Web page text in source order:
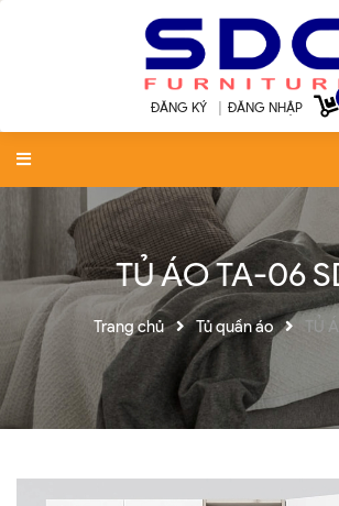
ĐĂNG KÝ ĐĂNG NHẬP
TỦ ÁO TA-06
Trang chủ Tủ quần áo TỦ